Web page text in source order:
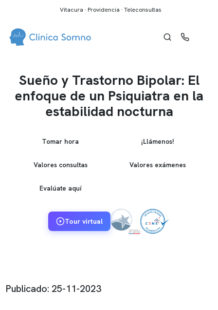
Vitacura · Providencia · Teleconsultas
Sueño y Trastorno Bipolar: El
enfoque de un Psiquiatra en la
estabilidad nocturna
Tomar hora ¡Llámenos!
Valores consultas Valores exámenes
Evalúate aquí
Tour virtual
Publicado: 25-11-2023